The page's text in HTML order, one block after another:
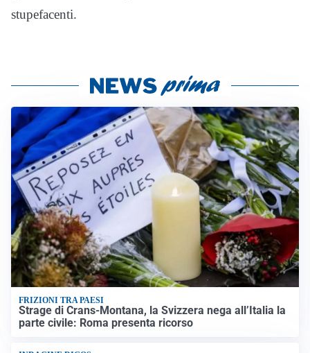
stupefacenti.
FRIZIONI TRA PAESI
Strage di Crans-Montana, la Svizzera nega all’Italia la
parte civile: Roma presenta ricorso